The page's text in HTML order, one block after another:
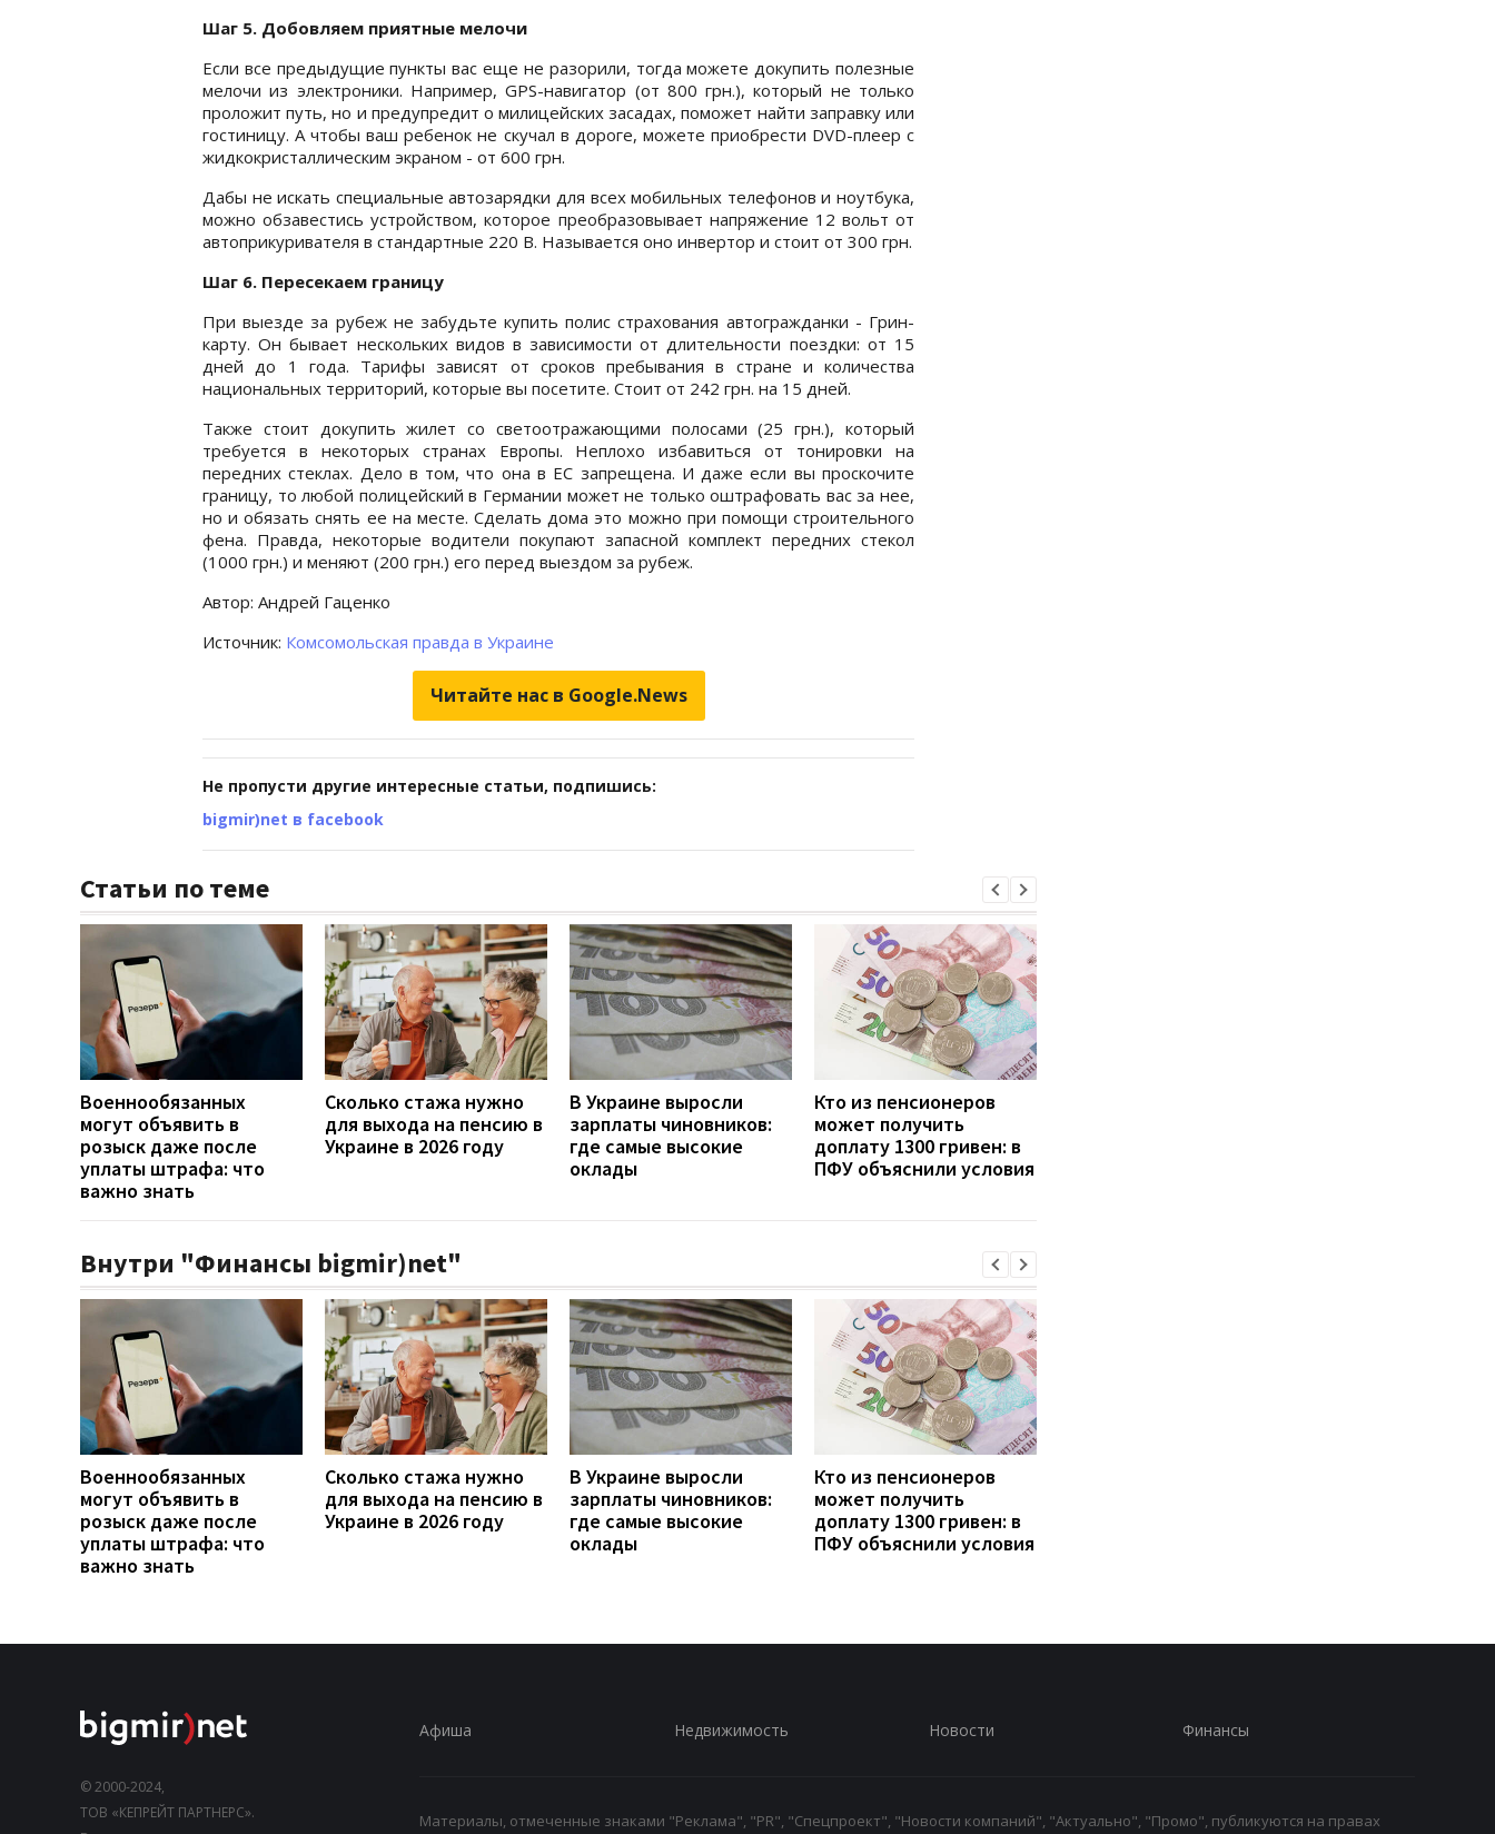
Шаг 5. Добовляем приятные мелочи
Если все предыдущие пункты вас еще не разорили, тогда можете докупить полезные
мелочи из электроники. Например, GPS-навигатор (от 800 грн.), который не только
проложит путь, но и предупредит о милицейских засадах, поможет найти заправку или
гостиницу. А чтобы ваш ребенок не скучал в дороге, можете приобрести DVD-плеер с
жидкокристаллическим экраном - от 600 грн.
Дабы не искать специальные автозарядки для всех мобильных телефонов и ноутбука,
можно обзавестись устройством, которое преобразовывает напряжение 12 вольт от
автоприкуривателя в стандартные 220 В. Называется оно инвертор и стоит от 300 грн.
Шаг 6. Пересекаем границу
При выезде за рубеж не забудьте купить полис страхования автогражданки - Грин-
карту. Он бывает нескольких видов в зависимости от длительности поездки: от 15
дней до 1 года. Тарифы зависят от сроков пребывания в стране и количества
национальных территорий, которые вы посетите. Стоит от 242 грн. на 15 дней.
Также стоит докупить жилет со светоотражающими полосами (25 грн.), который
требуется в некоторых странах Европы. Неплохо избавиться от тонировки на
передних стеклах. Дело в том, что она в ЕС запрещена. И даже если вы проскочите
границу, то любой полицейский в Германии может не только оштрафовать вас за нее,
но и обязать снять ее на месте. Сделать дома это можно при помощи строительного
фена. Правда, некоторые водители покупают запасной комплект передних стекол
(1000 грн.) и меняют (200 грн.) его перед выездом за рубеж.
Автор: Андрей Гаценко
Источник: Комсомольская правда в Украине
Читайте нас в Google.News
Не пропусти другие интересные статьи, подпишись:
bigmir)net в facebook
Статьи по теме
Военнообязанных
могут объявить в
розыск даже после
уплаты штрафа: что
важно знать
Сколько стажа нужно
для выхода на пенсию в
Украине в 2026 году
В Украине выросли
зарплаты чиновников:
где самые высокие
оклады
Кто из пенсионеров
может получить
доплату 1300 гривен: в
ПФУ объяснили условия
Внутри "Финансы bigmir)net"
Военнообязанных
могут объявить в
розыск даже после
уплаты штрафа: что
важно знать
Сколько стажа нужно
для выхода на пенсию в
Украине в 2026 году
В Украине выросли
зарплаты чиновников:
где самые высокие
оклады
Кто из пенсионеров
может получить
доплату 1300 гривен: в
ПФУ объяснили условия
© 2000-2024,
ТОВ «КЕПРЕЙТ ПАРТНЕРС».
Афиша Недвижимость Новости Финансы
Материалы, отмеченные знаками "Реклама", "PR", "Спецпроект", "Новости компаний", "Актуально", "Промо", публикуются на правах